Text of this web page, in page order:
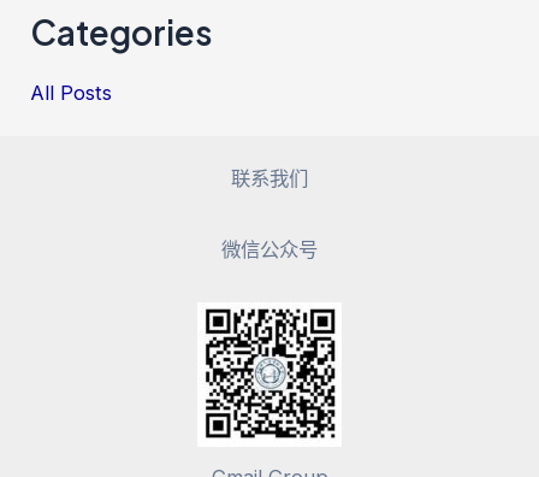
Categories
All Posts
联系我们
微信公众号